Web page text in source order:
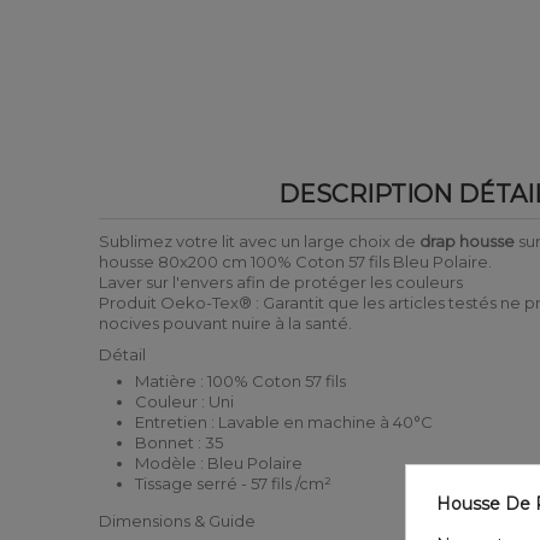
DESCRIPTION
Sublimez votre lit avec un large choix de drap housse
housse 80x200 cm 100% Coton 57 fils Bleu Polaire.
Laver sur l'envers afin de protéger les couleurs
Produit Oeko-Tex® : Garantit que les articles testés ne
nocives pouvant nuire à la santé.
Détail
Matière : 100% Coton 57 fils
Couleur : Uni
Entretien : Lavable en machine à 40°C
Bonnet : 35
Modèle : Bleu Polaire
Tissage serré - 57 fils /cm²
Dimensions & Guide
Housse De